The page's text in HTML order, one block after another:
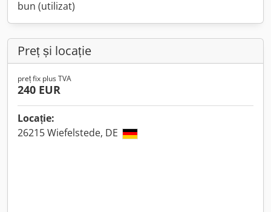
bun (utilizat)
Preț și locație
preț fix plus TVA
240 EUR
Locație:
26215 Wiefelstede, DE